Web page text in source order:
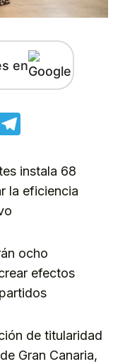
en
instala 68
la eficiencia
ocho
efectos
de titularidad
Gran Canaria,